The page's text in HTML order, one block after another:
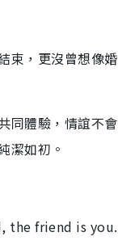
束，更沒曾想像婚
同體驗，情誼不會
潔如初。
the friend is you.